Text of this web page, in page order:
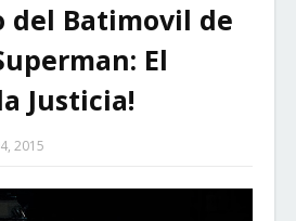
del Batimovil de
El
Justicia!
2015